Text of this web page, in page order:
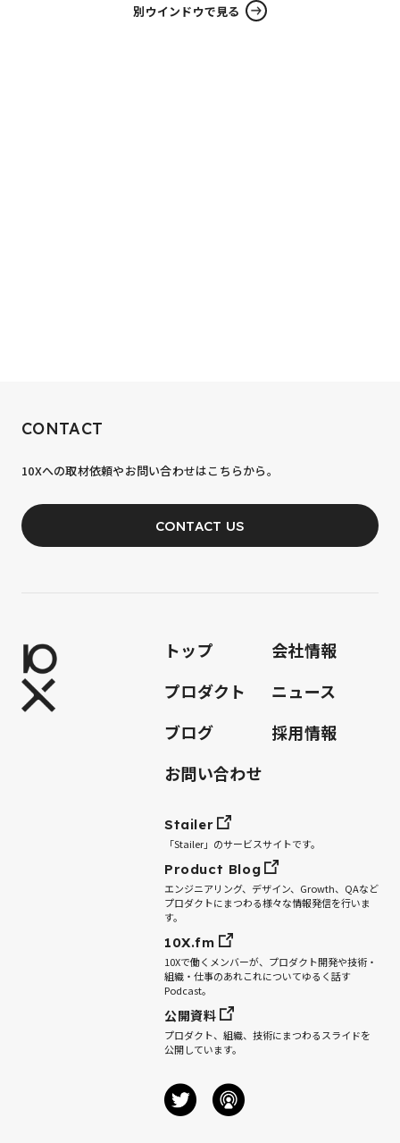
別ウインドウで見る
あなたの力が、必要です。
JOIN OUR TEAM
CONTACT
10Xへの取材依頼やお問い合わせはこちらから。
CONTACT US
トップ
会社情報
プロダクト
ニュース
ブログ
採用情報
お問い合わせ
Stailer
「Stailer」のサービスサイトです。
Product Blog
エンジニアリング、デザイン、Growth、QAなど
プロダクトにまつわる様々な情報発信を行いま
す。
10X.fm
10Xで働くメンバーが、プロダクト開発や技術・
組織・仕事のあれこれについてゆるく話す
Podcast。
公開資料
プロダクト、組織、技術にまつわるスライドを
公開しています。